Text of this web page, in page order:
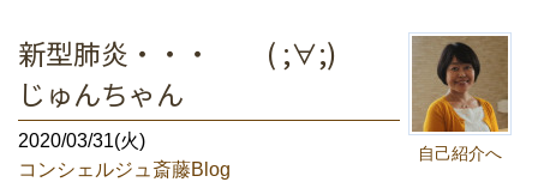
自己紹介へ
新型肺炎・・・ ( ;∀;)
じゅんちゃん
2020/03/31(火)
コンシェルジュ斎藤Blog